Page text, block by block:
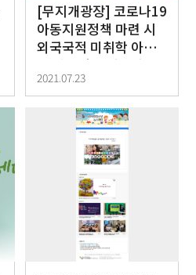
[무지개광장] 코로나19
아동지원정책 마련 시
외국국적 미취학 아동
의 평등권 보장해야
2021.07.23